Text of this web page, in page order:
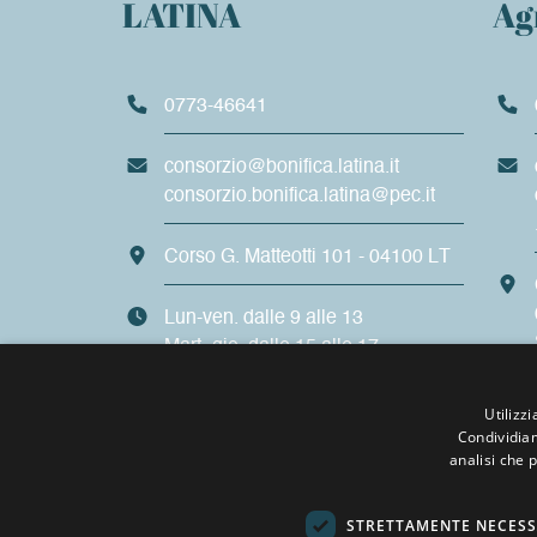
LATINA
0773-46641
consorzio@bonifica.latina.it
consorzio.bonifica.latina@pec.it
Corso G. Matteotti 101 - 04100 LT
Lun-ven. dalle 9 alle 13
Mart.-gio. dalle 15 alle 17
analisi che
STRETTAMENTE